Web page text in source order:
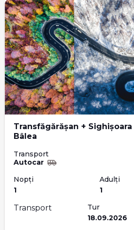
Transfăgărășan +
Bâlea
Transport
Autocar
Nopți
1
Adulți
1
Transport
Tur
18.09.2026